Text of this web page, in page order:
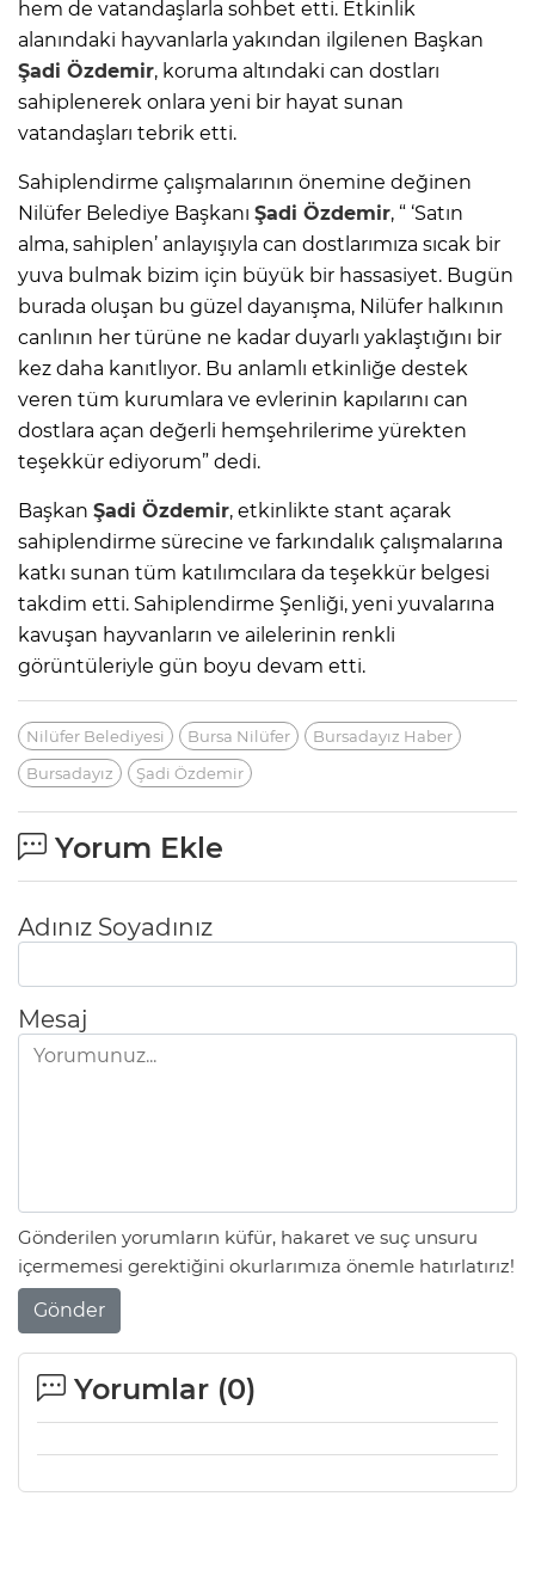
hem de vatandaşlarla sohbet etti. Etkinlik
alanındaki hayvanlarla yakından ilgilenen Başkan
Şadi Özdemir, koruma altındaki can dostları
sahiplenerek onlara yeni bir hayat sunan
vatandaşları tebrik etti.
Sahiplendirme çalışmalarının önemine değinen
Nilüfer Belediye Başkanı Şadi Özdemir, “ ‘Satın
alma, sahiplen’ anlayışıyla can dostlarımıza sıcak bir
yuva bulmak bizim için büyük bir hassasiyet. Bugün
burada oluşan bu güzel dayanışma, Nilüfer halkının
canlının her türüne ne kadar duyarlı yaklaştığını bir
kez daha kanıtlıyor. Bu anlamlı etkinliğe destek
veren tüm kurumlara ve evlerinin kapılarını can
dostlara açan değerli hemşehrilerime yürekten
teşekkür ediyorum” dedi.
Başkan Şadi Özdemir, etkinlikte stant açarak
sahiplendirme sürecine ve farkındalık çalışmalarına
katkı sunan tüm katılımcılara da teşekkür belgesi
takdim etti. Sahiplendirme Şenliği, yeni yuvalarına
kavuşan hayvanların ve ailelerinin renkli
görüntüleriyle gün boyu devam etti.
Nilüfer Belediyesi Bursa Nilüfer
Bursadayız Haber
Bursadayız
Şadi Özdemir
Yorum Ekle
Adınız Soyadınız
Mesaj
Gönderilen yorumların küfür, hakaret ve suç unsuru
içermemesi gerektiğini okurlarımıza önemle hatırlatırız!
Gönder
Yorumlar (0)